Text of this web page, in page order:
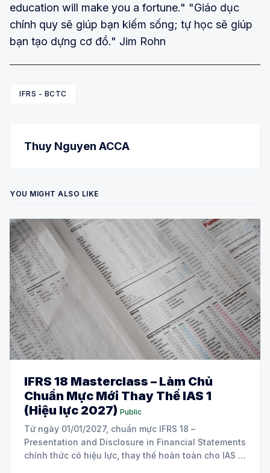
education will make you a fortune." "Giáo dục
chính quy sẽ giúp bạn kiếm sống; tự học sẽ giúp
bạn tạo dựng cơ đồ." Jim Rohn
IFRS - BCTC
Thuy Nguyen ACCA
YOU MIGHT ALSO LIKE
IFRS 18 Masterclass – Làm Chủ
Chuẩn Mực Mới Thay Thế IAS 1
(Hiệu lực 2027) Public
Từ ngày 01/01/2027, chuẩn mực IFRS 18 –
Presentation and Disclosure in Financial Statements
chính thức có hiệu lực, thay thế hoàn toàn cho IAS 1.